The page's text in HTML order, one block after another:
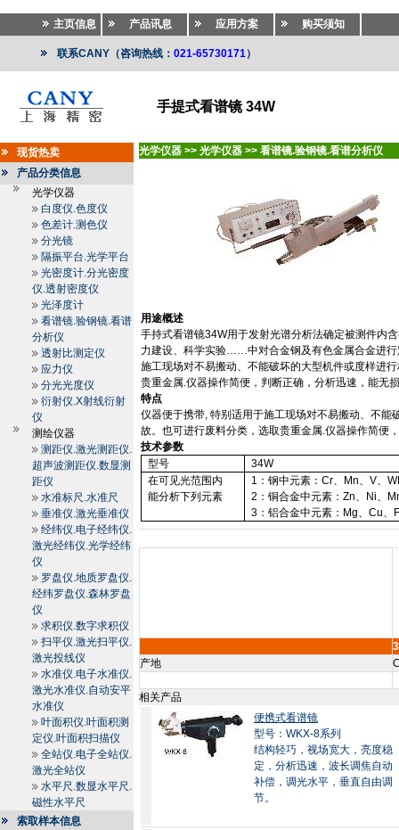
主页信息 产品讯息 应用方案 购买须知
联系CANY（咨询热线： 021-65730171）
手提式看谱镜 34W
现货热卖
产品分类信息
光学仪器
白度仪.色度仪
色差计.测色仪
分光镜
隔振平台.光学平台
光密度计.分光密度
仪.透射密度仪
光泽度计
看谱镜.验钢镜.看谱
分析仪
透射比测定仪
应力仪
分光光度仪
衍射仪.X射线衍射
仪
测绘仪器
测距仪.激光测距仪.
超声波测距仪.数显测
距仪
水准标尺.水准尺
垂准仪.激光垂准仪
经纬仪.电子经纬仪.
激光经纬仪.光学经纬
仪
罗盘仪.地质罗盘仪.
经纬罗盘仪.森林罗盘
仪
求积仪.数字求积仪
扫平仪.激光扫平仪.
激光投线仪
水准仪.电子水准仪.
激光水准仪.自动安平
水准仪
叶面积仪.叶面积测
定仪.叶面积扫描仪
全站仪.电子全站仪.
激光全站仪
水平尺.数显水平尺.
磁性水平尺
索取样本信息
光学仪器 >> 光学仪器 >> 看谱镜.验钢镜.看谱分析仪
用途概述
手持式看谱镜34W用于发射光谱分析法确定被测件内
力建设、科学实验……中对合金钢及有色金属合金进
施工现场对不易搬动、不能破坏的大型机件或度样进
贵重金属.仪器操作简便，判断正确，分析迅速，能无
特点
仪器便于携带, 特别适用于施工现场对不易搬动、不能
故。也可进行废料分类，选取贵重金属.仪器操作简便
技术参数
型号
34W
在可见光范围内
能分析下列元素
1 ：钢中元素：Cr、 Mn、V、
2 ：铜合金中元素：Zn、 Ni、
3 ：铝合金中元素： Mg、Cu、
产地
相关产品
便携式看谱镜
型号：WKX-8系列
结构轻巧，视场宽大，亮度稳
定，分析迅速，波长调焦自动
补偿，调光水平，垂直自由调
节。